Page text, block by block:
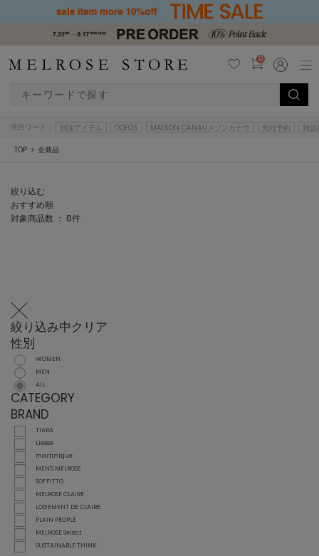
0
注目ワード： 別注アイテム OOFOS MAISON CANAUメゾンカナウ 先行予約 雑誌
TOP 全商品
絞り込む
おすすめ順
対象商品数 ： 0件
絞り込み中クリア
性別
WOMEN
MEN
ALL
CATEGORY
BRAND
TIARA
Liesse
martinique
MEN'S MELROSE
SOFFITTO
MELROSE CLAIRE
LOGEMENT DE CLAIRE
PLAIN PEOPLE
MELROSE Select
SUSTAINABLE THINK.